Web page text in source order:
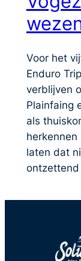
Voor het
Enduro
verblijven
Plainfaing
als
laten dat